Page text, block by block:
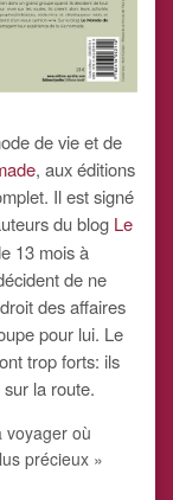
de vie et de
, aux éditions
Il est signé
du blog Le
13 mois à
de ne
des affaires
pour lui. Le
trop forts: ils
la route.
voyager où
précieux »